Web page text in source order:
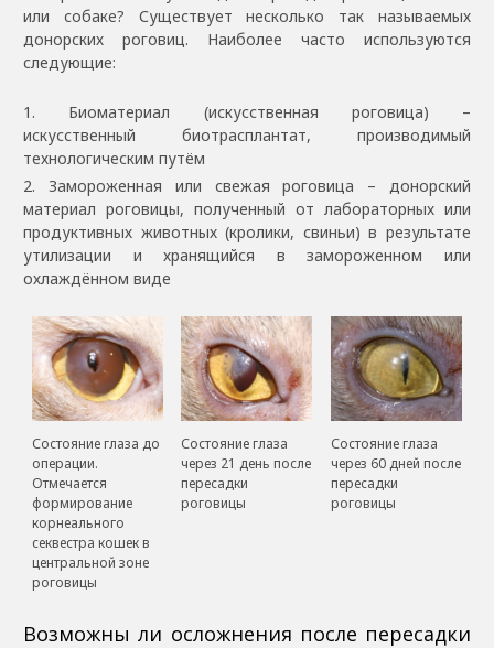
или собаке? Существует несколько так называемых
донорских роговиц. Наиболее часто используются
следующие:
Биоматериал (искусственная роговица) –
искусственный биотрасплантат, производимый
технологическим путём
Замороженная или свежая роговица – донорский
материал роговицы, полученный от лабораторных или
продуктивных животных (кролики, свиньи) в результате
утилизации и хранящийся в замороженном или
охлаждённом виде
Состояние глаза до
операции.
Отмечается
формирование
корнеального
секвестра кошек в
центральной зоне
роговицы
Состояние глаза
через 21 день после
пересадки
роговицы
Состояние глаза
через 60 дней после
пересадки
роговицы
Возможны ли осложнения после пересадки